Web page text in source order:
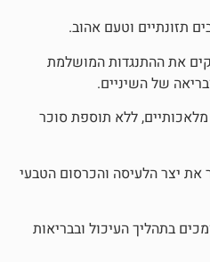
אהוב.
המושלמת
סוכר
הטבעי
ובבריאות